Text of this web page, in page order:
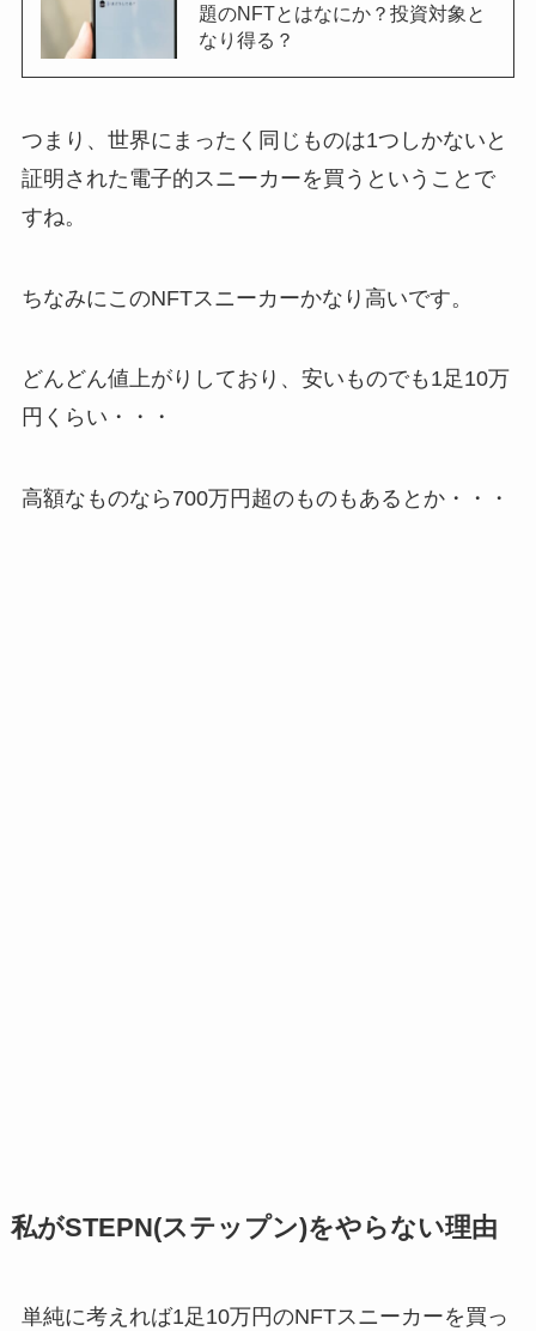
題のNFTとはなにか？投資対象と
なり得る？
つまり、世界にまったく同じものは1つしかないと
証明された電子的スニーカーを買うということで
すね。
ちなみにこのNFTスニーカーかなり高いです。
どんどん値上がりしており、安いものでも1足10万
円くらい・・・
高額なものなら700万円超のものもあるとか・・・
私がSTEPN(ステップン)をやらない理由
単純に考えれば1足10万円のNFTスニーカーを買っ